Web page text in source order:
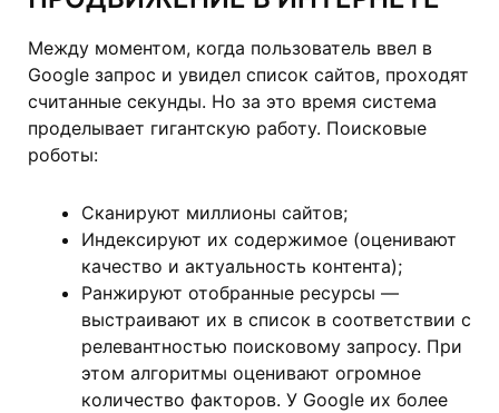
Между моментом, когда пользователь ввел в
Google запрос и увидел список сайтов, проходят
считанные секунды. Но за это время система
проделывает гигантскую работу. Поисковые
роботы:
Сканируют миллионы сайтов;
Индексируют их содержимое (оценивают
качество и актуальность контента);
Ранжируют отобранные ресурсы —
выстраивают их в список в соответствии с
релевантностью поисковому запросу. При
этом алгоритмы оценивают огромное
количество факторов. У Google их более